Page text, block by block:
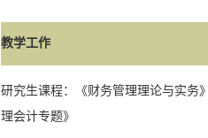
教学工作
研究生课程：《财务管理理论与实务
理会计专题》